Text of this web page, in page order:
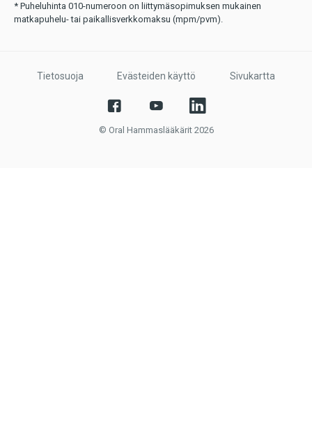
* Puheluhinta 010-numeroon on liittymäsopimuksen mukainen
matkapuhelu- tai paikallisverkkomaksu (mpm/pvm).
Tietosuoja Evästeiden käyttö Sivukartta
© Oral Hammaslääkärit 2026